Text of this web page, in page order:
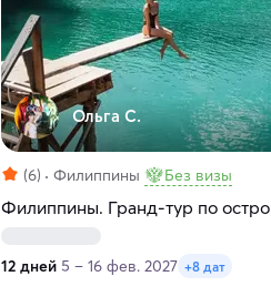
Ольга С.
(6) Филиппины Без визы
Филиппины. Гранд-тур по
12 дней 5 – 16 фев. 2027 +8 дат